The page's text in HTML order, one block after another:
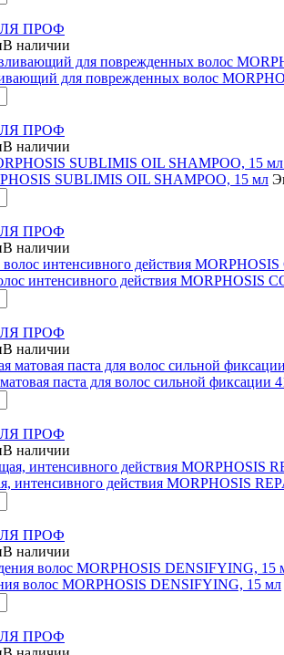
ПРОФ
В наличии
для поврежденных волос
ПРОФ
В наличии
SUBLIMIS OIL SHAMPOO, 15 мл
ПРОФ
В наличии
интенсивного действия
ПРОФ
В наличии
паста для волос сильной фиксации
ПРОФ
В наличии
интенсивного действия MORPHOSIS
ПРОФ
В наличии
волос MORPHOSIS DENSIFYING, 15 мл
ПРОФ